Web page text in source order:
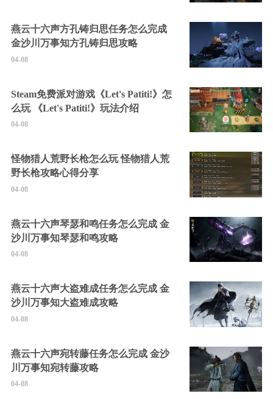
燕云十六声方孔铸归思任务怎么完成
金沙川万事知方孔铸归思攻略
04-08
Steam免费派对游戏《Let's Patiti!》怎
么玩 《Let's Patiti!》玩法介绍
04-08
怪物猎人荒野长枪怎么玩 怪物猎人荒
野长枪攻略心得分享
04-08
燕云十六声琴瑟和鸣任务怎么完成 金
沙川万事知琴瑟和鸣攻略
04-08
燕云十六声大盗难成任务怎么完成 金
沙川万事知大盗难成攻略
04-08
燕云十六声宛转藤任务怎么完成 金沙
川万事知宛转藤攻略
04-08